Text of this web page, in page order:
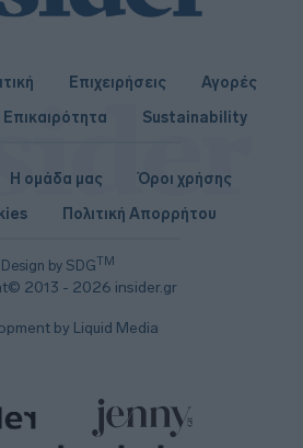
Επιχειρήσεις
Αγορές
Επικαιρότητα Sustainability
Design by SDGTM
2013 - 2026 insider.gr
Η ομάδα μας
Όροι χρήσης
Πολιτική Απορρήτου
by Liquid Media